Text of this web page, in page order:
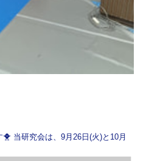
当研究会は、9月26日(火)と10月